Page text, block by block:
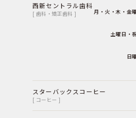
西新セントラル歯科
[ 歯科・矯正歯科 ] 月・火・木・金
土曜日・
日
スターバックスコーヒー
[ コーヒー ]